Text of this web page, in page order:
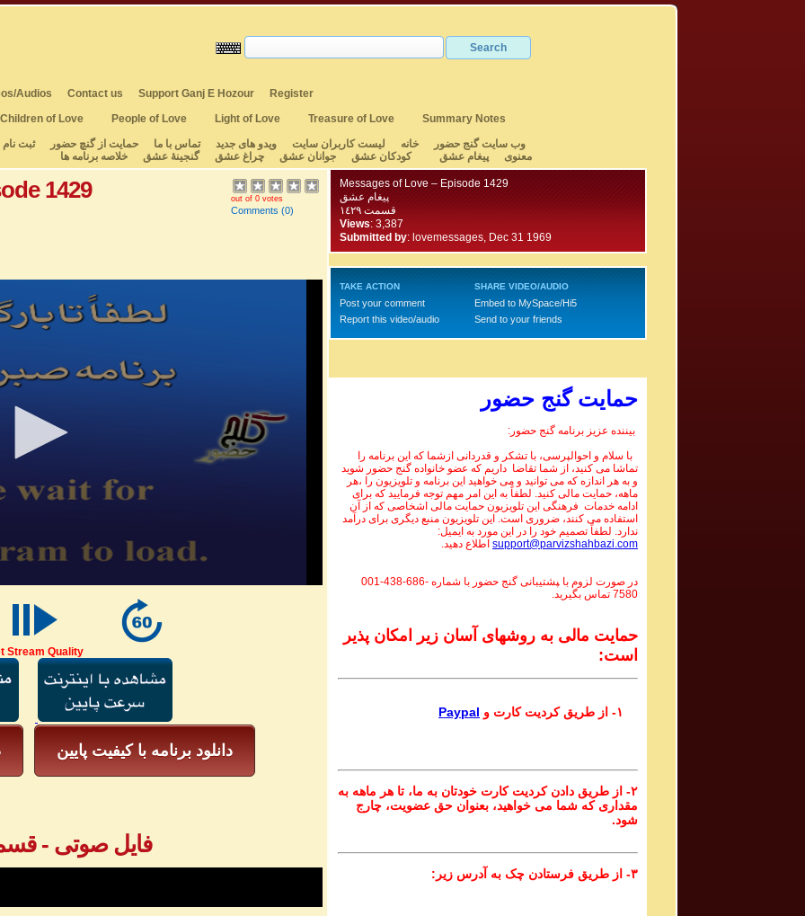
Audios Contact us Support Ganj E Hozour
Register
Children of Love People of Love Light of Love Treasure of Love
Summary Notes
وب سایت گنج حضور
خانه لیست کاربران سایت ویدو های جدید تماس با ما حمایت از گنچ حضور ثبت نام
معنوی
پیغام عشق کودکان عشق جوانان عشق چراغ عشق گنجینهٔ عشق خلاصه برنامه ها
1429 out of 0 votes
Comments (0)
Stream Quality
دانلود برنامه با کیفیت پایین
فایل صوتی - قسمت
Messages of Love – Episode 1429
پیغام عشق
قسمت ١٤٢٩
Views: 3,387
Submitted by: lovemessages, Dec 31 1969
TAKE ACTION
Post your comment
Report this video/audio
SHARE VIDEO/AUDIO
Embed to MySpace/Hi5
Send to your friends
حمایت گنج حضور
بیننده عزیز برنامه گنج حضور:
با سلام و احوالپرسی، با تشکر و قدردانی ازشما که این برنامه را
تماشا می کنید، از شما تقاضا داریم که عضو خانواده گنج حضور شوید
و به هر اندازه که می توانید و می خواهید این برنامه و تلویزیون را ،هر
ماهه، حمایت مالی کنید. لطفاً به این امر مهم توجه فرمایید که برای
ادامه خدمات فرهنگی این تلویزیون حمایت مالی اشخاصی که از آن
استفاده می کنند، ضروری است. این تلویزیون منبع دیگری برای درآمد
ندارد. لطفاً تصمیم خود را در این مورد به ایمیل:
support@parvizshahbazi.com اطلاع دهید.
در صورت لزوم با ‍پشتیبانی گنج حضور با شماره 001-438-686-
7580 تماس بگیرید.
حمایت مالی به روشهای آسان زیر امکان پذیر
است:
Paypal
۲- از طریق دادن کردیت کارت خودتان به ما، تا هر ماهه به
مقداری که شما می خواهید، بعنوان حق عضویت، چارج
شود.
۳- از طریق فرستادن چک به آدرس زیر: